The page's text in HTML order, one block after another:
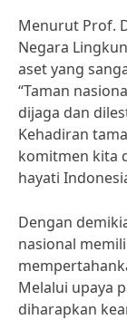
Menurut Prof.
Negara
aset yang
“Taman
dijaga dan
Kehadiran
komitmen kita
hayati
Dengan
nasional
Melalui upaya
diharapkan